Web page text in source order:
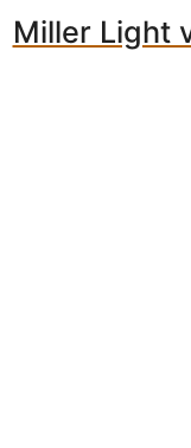
Miller Light